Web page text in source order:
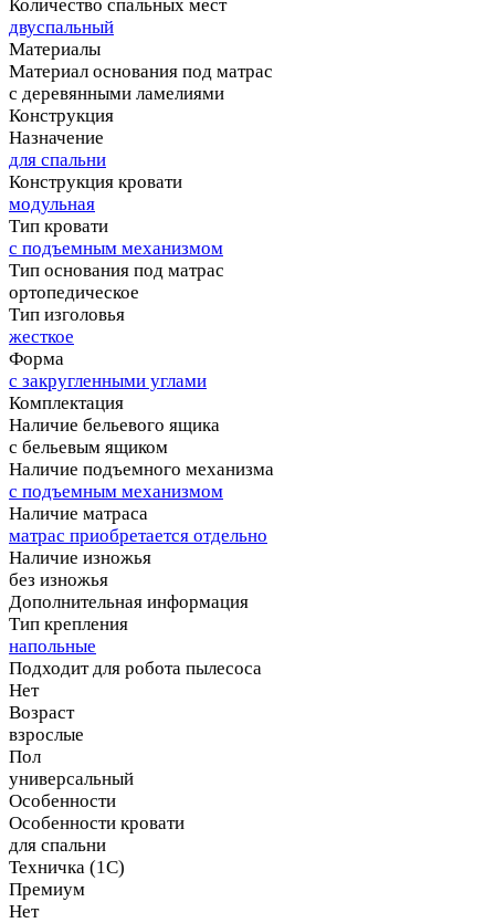
Количество спальных мест
двуспальный
Материалы
Материал основания под матрас
с деревянными ламелиями
Конструкция
Назначение
для спальни
Конструкция кровати
модульная
Тип кровати
с подъемным механизмом
Тип основания под матрас
ортопедическое
Тип изголовья
жесткое
Форма
с закругленными углами
Комплектация
Наличие бельевого ящика
с бельевым ящиком
Наличие подъемного механизма
с подъемным механизмом
Наличие матраса
матрас приобретается отдельно
Наличие изножья
без изножья
Дополнительная информация
Тип крепления
напольные
Подходит для робота пылесоса
Нет
Возраст
взрослые
Пол
универсальный
Особенности
Особенности кровати
для спальни
Техничка (1С)
Премиум
Нет